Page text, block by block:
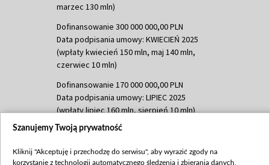
marzec 130 mln)
Dofinansowanie 300 000 000,00 PLN
Data podpisania umowy: KWIECIEŃ 2025
(wpłaty kwiecień 150 mln, maj 140 mln,
czerwiec 10 mln)
Dofinansowanie 170 000 000,00 PLN
Data podpisania umowy: LIPIEC 2025
(wpłaty lipiec 160 mln, sierpień 10 mln)
Dofinansowanie 60 000 000,00 PLN
(wpłata wrzesień 60 mln)
Szanujemy Twoją prywatność
Kliknij "Akceptuję i przechodzę do serwisu", aby wyrazić zgody na
korzystanie z technologii automatycznego śledzenia i zbierania danych,